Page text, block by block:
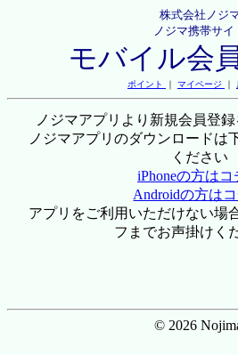
株式会社ノジ
ノジマ携帯サイ
モバイル会
ポイント ｜ マイページ ｜
ノジマアプリより新規会員登録
ノジマアプリのダウンロードは
ください
iPhoneの方はコ
Androidの方は
アプリをご利用いただけない場
フまでお声掛けく
© 2026